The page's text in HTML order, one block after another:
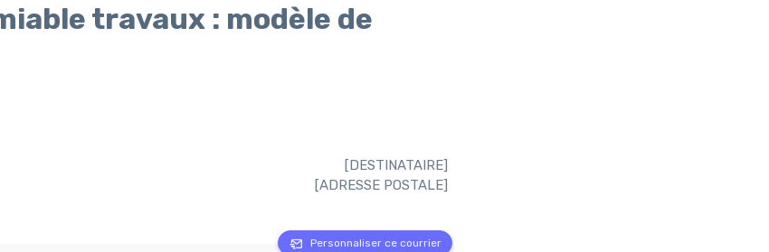
travaux : modèle de
[DESTINATAIRE]
[ADRESSE POSTALE]
Personnaliser ce courrier